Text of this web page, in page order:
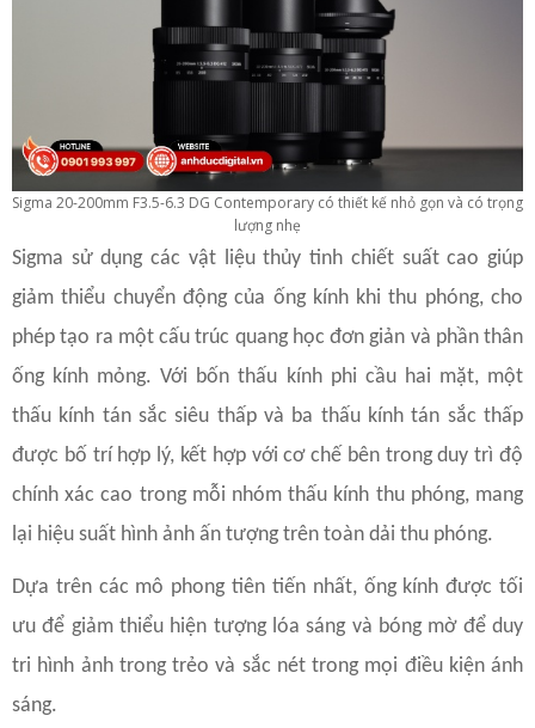
Sigma 20-200mm F3.5-6.3 DG Contemporary có thiết kế nhỏ gọn và có trọng
lượng nhẹ
Sigma sử dụng các vật liệu thủy tinh chiết suất cao giúp
giảm thiểu chuyển động của ống kính khi thu phóng, cho
phép tạo ra một cấu trúc quang học đơn giản và phần thân
ống kính mỏng. Với bốn thấu kính phi cầu hai mặt, một
thấu kính tán sắc siêu thấp và ba thấu kính tán sắc thấp
được bố trí hợp lý, kết hợp với cơ chế bên trong duy trì độ
chính xác cao trong mỗi nhóm thấu kính thu phóng, mang
lại hiệu suất hình ảnh ấn tượng trên toàn dải thu phóng.
Dựa trên các mô phong tiên tiến nhất, ống kính được tối
ưu để giảm thiểu hiện tượng lóa sáng và bóng mờ để duy
tri hình ảnh trong trẻo và sắc nét trong mọi điều kiện ánh
sáng.